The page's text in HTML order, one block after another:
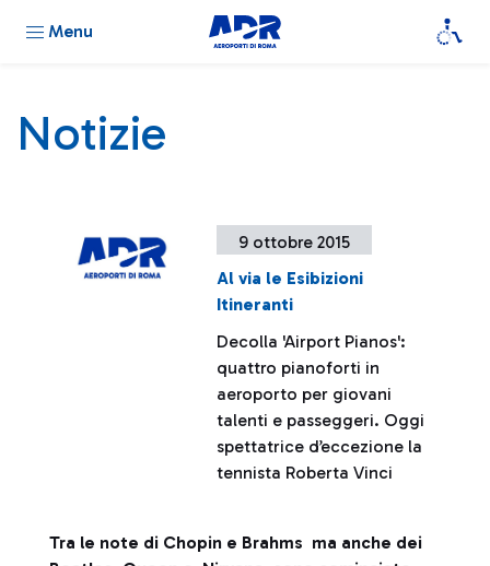
Menu
Notizie
9 ottobre 2015
Al via le Esibizioni
Itineranti
Decolla 'Airport Pianos':
quattro pianoforti in
aeroporto per giovani
talenti e passeggeri. Oggi
spettatrice d’eccezione la
tennista Roberta Vinci
Tra le note di Chopin e Brahms ma anche dei